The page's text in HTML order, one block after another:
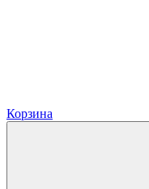
Корзина